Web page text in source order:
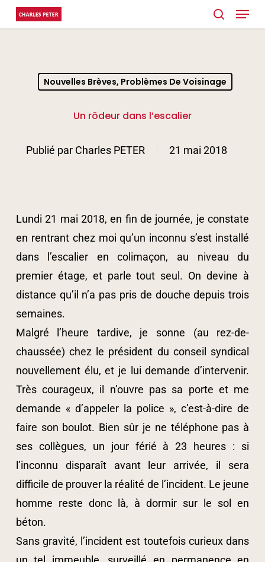
Skip
to
search
Menu
Nouvelles Brèves, Problèmes De Voisinage
Un rôdeur dans l’escalier
Publié par Charles PETER 21 mai 2018
Lundi 21 mai 2018, en fin de journée, je constate
en rentrant chez moi qu’un inconnu s’est installé
dans l’escalier en colimaçon, au niveau du
premier étage, et parle tout seul. On devine à
distance qu’il n’a pas pris de douche depuis trois
semaines.
Malgré l’heure tardive, je sonne (au rez-de-
chaussée) chez le président du conseil syndical
nouvellement élu, et je lui demande d’intervenir.
Très courageux, il n’ouvre pas sa porte et me
demande « d’appeler la police », c’est-à-dire de
faire son boulot. Bien sûr je ne téléphone pas à
ses collègues, un jour férié à 23 heures : si
l’inconnu disparaît avant leur arrivée, il sera
difficile de prouver la réalité de l’incident. Le jeune
homme reste donc là, à dormir sur le sol en
béton.
Sans gravité, l’incident est toutefois curieux dans